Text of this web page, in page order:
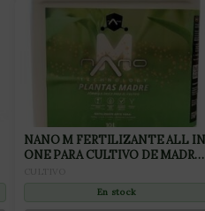
NANO M FERTILIZANTE ALL IN
ONE PARA CULTIVO DE MADRES
En stock